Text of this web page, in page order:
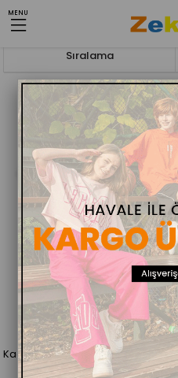
MENUAnasayfa
Sıralama
Kadın Kısa Vatkalı Pullu Bluz